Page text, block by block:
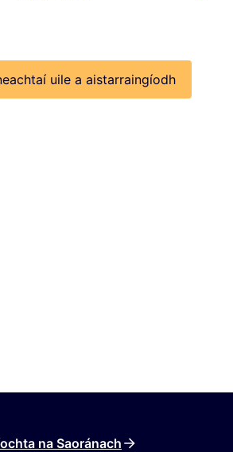
uile a aistarraingíodh
na Saoránach